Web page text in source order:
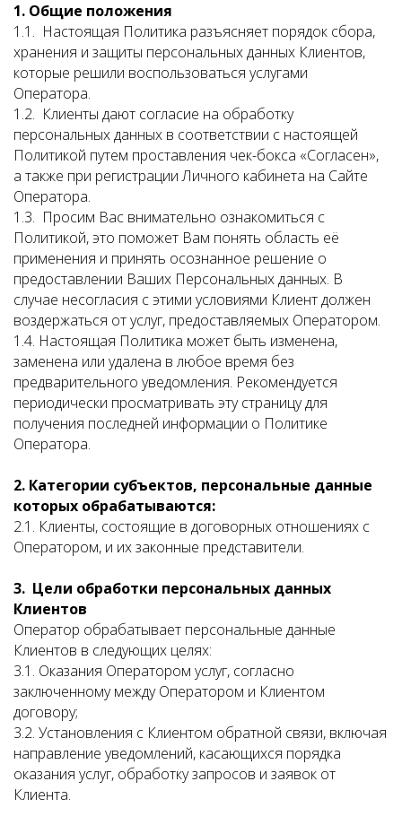
1. Общие положения
1.1. Настоящая Политика разъясняет порядок сбора,
хранения и защиты персональных данных Клиентов,
которые решили воспользоваться услугами
Оператора.
1.2. Клиенты дают согласие на обработку
персональных данных в соответствии с настоящей
Политикой путем проставления чек-бокса «Согласен»,
а также при регистрации Личного кабинета на Сайте
Оператора.
1.3. Просим Вас внимательно ознакомиться с
Политикой, это поможет Вам понять область её
применения и принять осознанное решение о
предоставлении Ваших Персональных данных. В
случае несогласия с этими условиями Клиент должен
воздержаться от услуг, предоставляемых Оператором.
1.4. Настоящая Политика может быть изменена,
заменена или удалена в любое время без
предварительного уведомления. Рекомендуется
периодически просматривать эту страницу для
получения последней информации о Политике
Оператора.
2. Категории субъектов, персональные данные
которых обрабатываются:
2.1. Клиенты, состоящие в договорных отношениях с
Оператором, и их законные представители.
3. Цели обработки персональных данных
Клиентов
Оператор обрабатывает персональные данные
Клиентов в следующих целях:
3.1. Оказания Оператором услуг, согласно
заключенному между Оператором и Клиентом
договору;
3.2. Установления с Клиентом обратной связи, включая
направление уведомлений, касающихся порядка
оказания услуг, обработку запросов и заявок от
Клиента.